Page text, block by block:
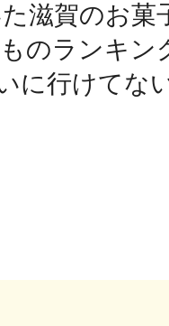
ピー
滋賀のお菓
のランキン
に行けてな
智頭